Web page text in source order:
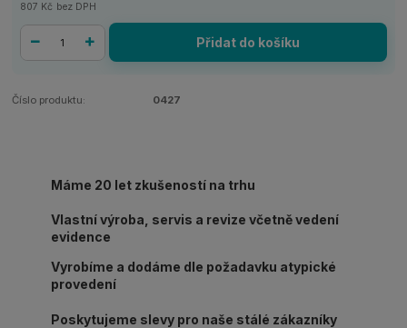
807 Kč bez DPH
Přidat do košíku
Číslo produktu: 0427
Máme 20 let zkušeností na trhu
Vlastní výroba, servis a revize včetně vedení
evidence
Vyrobíme a dodáme dle požadavku atypické
provedení
Poskytujeme slevy pro naše stálé zákazníky